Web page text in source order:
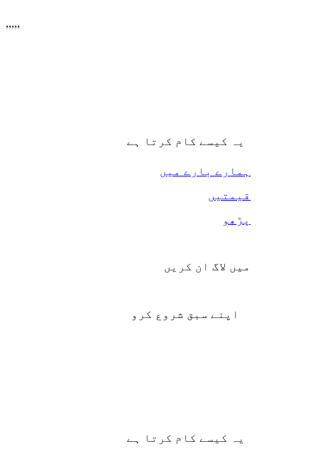
,,,,,
یہ کیسے کام کرتا ہے
ہمارے بارے میں
قیمتیں
پڑھو
میں لاگ ان کریں
اپنے سبق شروع کرو
یہ کیسے کام کرتا ہے